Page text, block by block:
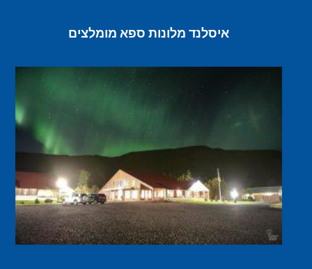
איסלנד מלונות ספא מומלצים